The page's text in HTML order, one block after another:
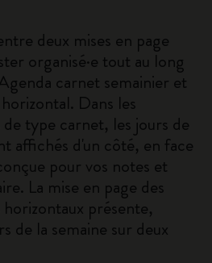
deux mises en page
organisé·e tout au long
carnet semainier et
Dans les
de type carnet, les jours de
affichés d'un côté, en face
pour vos notes et
La mise en page des
présente,
de la semaine sur deux